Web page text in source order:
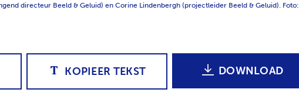
directeur Beeld & Geluid) en Corine Lindenbergh (projectleider Beeld & Geluid). Foto:
KOPIEER TEKST DOWNLOAD